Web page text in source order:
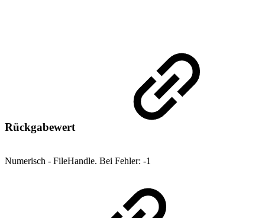
Rückgabewert
Numerisch - FileHandle. Bei Fehler: -1